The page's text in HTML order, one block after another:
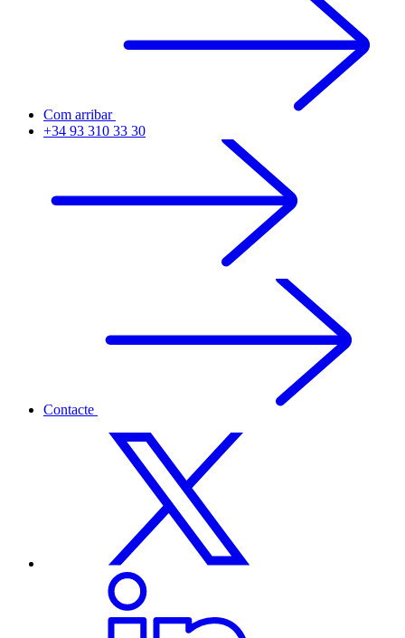
Com arribar
+34 93 310 33 30
Contacte